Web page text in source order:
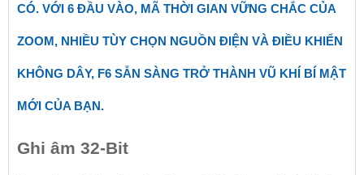
CÓ. VỚI 6 ĐẦU VÀO, MÃ THỜI GIAN VỮNG CHẮC CỦA
ZOOM, NHIỀU TÙY CHỌN NGUỒN ĐIỆN VÀ ĐIỀU KHIỂN
KHÔNG DÂY, F6 SẴN SÀNG TRỞ THÀNH VŨ KHÍ BÍ MẬT
MỚI CỦA BẠN.
Ghi âm 32-Bit